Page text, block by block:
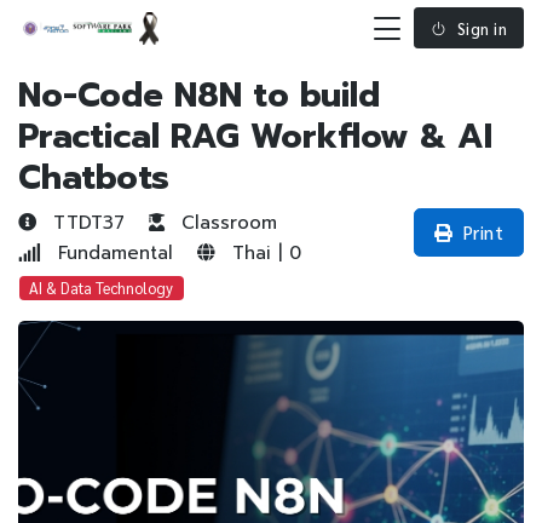
Sign in
No-Code N8N to build
Practical RAG Workflow & AI
Chatbots
TTDT37
Classroom
Fundamental
Thai | 0
AI & Data Technology
Print